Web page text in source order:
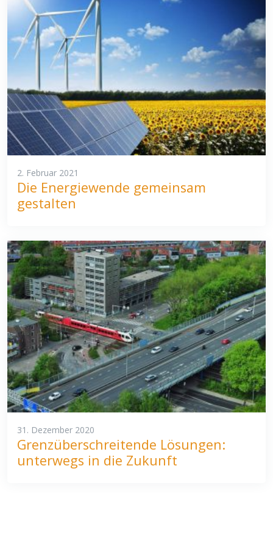
2. Februar 2021
Die Energiewende gemeinsam
gestalten
31. Dezember 2020
Grenzüberschreitende Lösungen:
unterwegs in die Zukunft